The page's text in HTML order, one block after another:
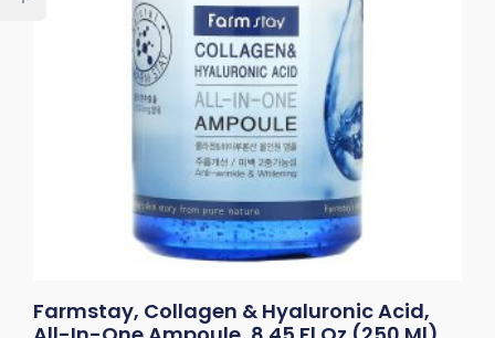
Farmstay, Collagen & Hyaluronic Acid,